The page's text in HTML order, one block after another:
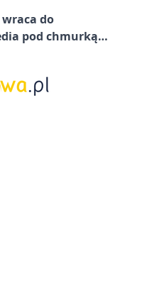
do
pod chmurką